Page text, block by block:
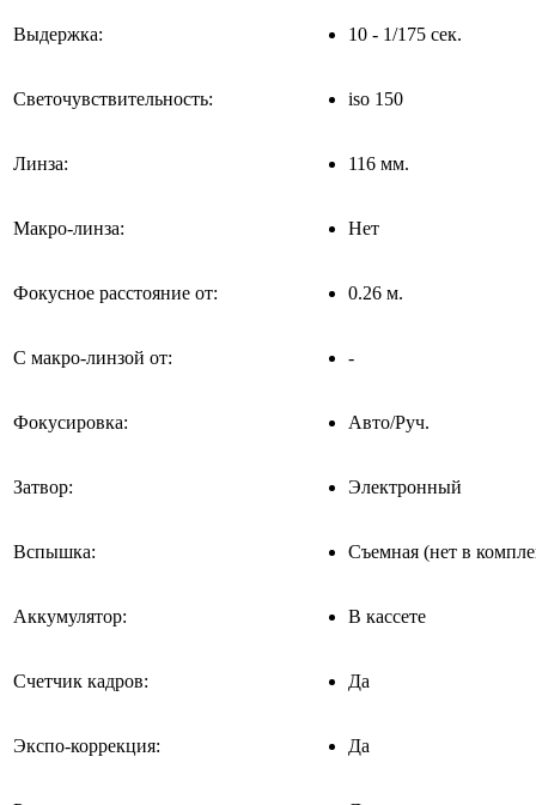
Выдержка: 10 - 1/175 сек.
Светочувствительность: iso 150
Линза: 116 мм.
Макро-линза: Нет
Фокусное расстояние от: 0.26 м.
С макро-линзой от: -
Фокусировка: Авто/Руч.
Затвор: Электронный
Вспышка: Съемная (нет в
Аккумулятор: В кассете
Счетчик кадров: Да
Экспо-коррекция: Да